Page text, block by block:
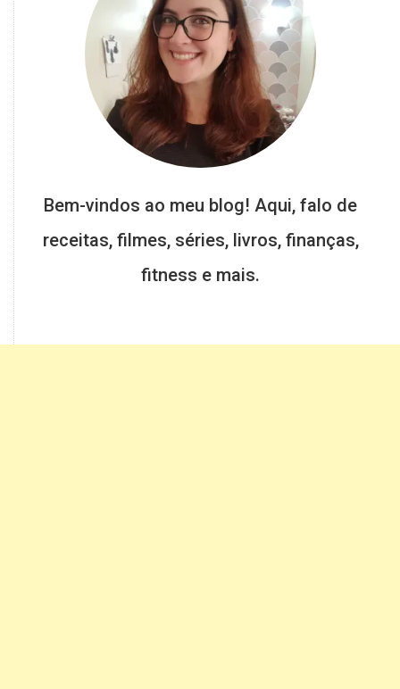
Bem-vindos ao meu blog! Aqui, falo de
receitas, filmes, séries, livros, finanças,
fitness e mais.